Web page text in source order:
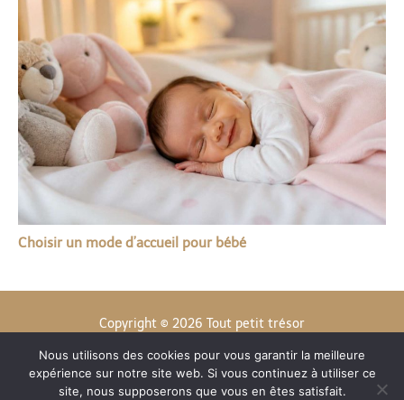
Choisir un mode d’accueil pour bébé
Copyright © 2026 Tout petit trésor
Contact
Mentions légales
Nous utilisons des cookies pour vous garantir la meilleure
expérience sur notre site web. Si vous continuez à utiliser ce
site, nous supposerons que vous en êtes satisfait.